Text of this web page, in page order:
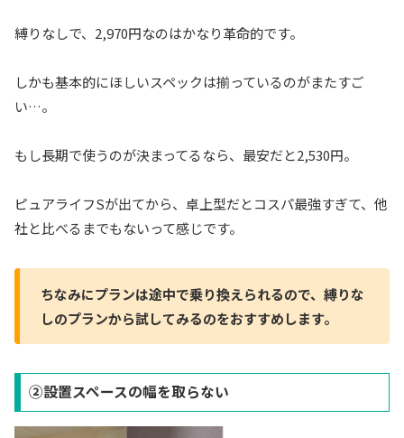
縛りなしで、2,970円なのはかなり革命的です。
しかも基本的にほしいスペックは揃っているのがまたすご
い…。
もし長期で使うのが決まってるなら、最安だと2,530円。
ピュアライフSが出てから、卓上型だとコスパ最強すぎて、他
社と比べるまでもないって感じです。
ちなみにプランは途中で乗り換えられるので、縛りな
しのプランから試してみるのをおすすめします。
②設置スペースの幅を取らない